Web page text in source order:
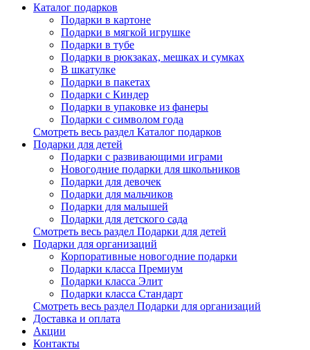
Каталог подарков
Подарки в картоне
Подарки в мягкой игрушке
Подарки в тубе
Подарки в рюкзаках, мешках и сумках
В шкатулке
Подарки в пакетах
Подарки с Киндер
Подарки в упаковке из фанеры
Подарки с символом года
Смотреть весь раздел Каталог подарков
Подарки для детей
Подарки с развивающими играми
Новогодние подарки для школьников
Подарки для девочек
Подарки для мальчиков
Подарки для малышей
Подарки для детского сада
Смотреть весь раздел Подарки для детей
Подарки для организаций
Корпоративные новогодние подарки
Подарки класса Премиум
Подарки класса Элит
Подарки класса Стандарт
Смотреть весь раздел Подарки для организаций
Доставка и оплата
Акции
Контакты